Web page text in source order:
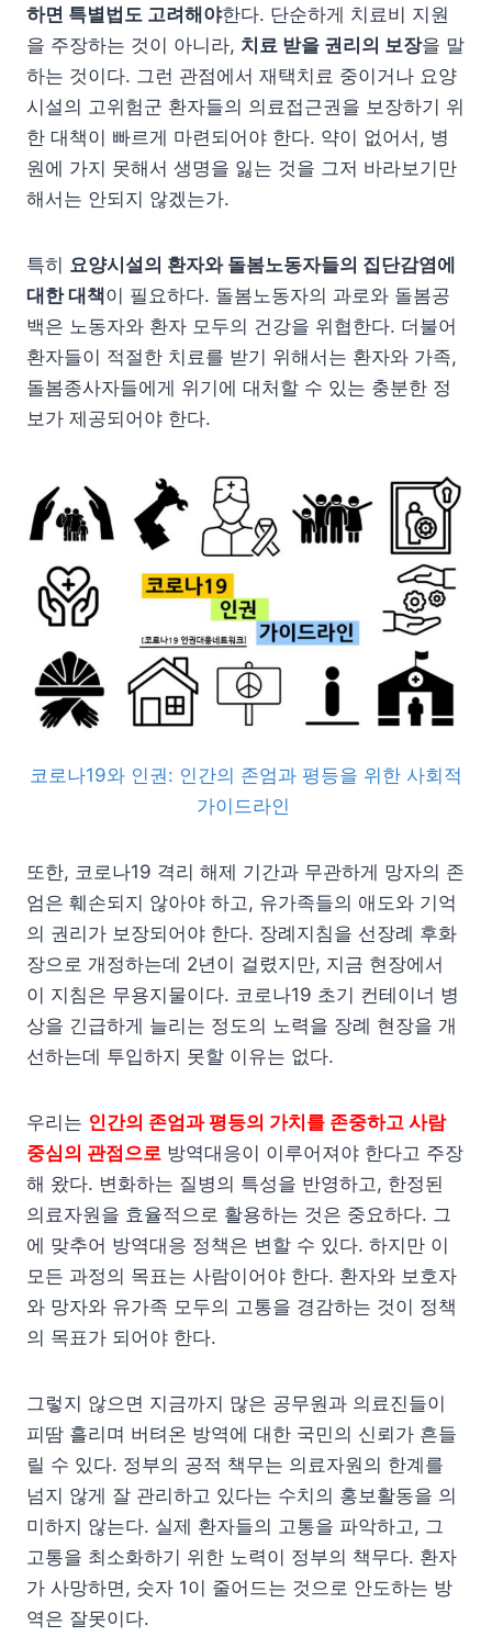
하면 특별법도 고려해야한다. 단순하게 치료비 지원
을 주장하는 것이 아니라, 치료 받을 권리의 보장을 말
하는 것이다. 그런 관점에서 재택치료 중이거나 요양
시설의 고위험군 환자들의 의료접근권을 보장하기 위
한 대책이 빠르게 마련되어야 한다. 약이 없어서, 병
원에 가지 못해서 생명을 잃는 것을 그저 바라보기만
해서는 안되지 않겠는가.
특히 요양시설의 환자와 돌봄노동자들의 집단감염에
대한 대책이 필요하다. 돌봄노동자의 과로와 돌봄공
백은 노동자와 환자 모두의 건강을 위협한다. 더불어
환자들이 적절한 치료를 받기 위해서는 환자와 가족,
돌봄종사자들에게 위기에 대처할 수 있는 충분한 정
보가 제공되어야 한다.
코로나19와 인권: 인간의 존엄과 평등을 위한 사회적
가이드라인
또한, 코로나19 격리 해제 기간과 무관하게 망자의 존
엄은 훼손되지 않아야 하고, 유가족들의 애도와 기억
의 권리가 보장되어야 한다. 장례지침을 선장례 후화
장으로 개정하는데 2년이 걸렸지만, 지금 현장에서
이 지침은 무용지물이다. 코로나19 초기 컨테이너 병
상을 긴급하게 늘리는 정도의 노력을 장례 현장을 개
선하는데 투입하지 못할 이유는 없다.
우리는 인간의 존엄과 평등의 가치를 존중하고 사람
중심의 관점으로 방역대응이 이루어져야 한다고 주장
해 왔다. 변화하는 질병의 특성을 반영하고, 한정된
의료자원을 효율적으로 활용하는 것은 중요하다. 그
에 맞추어 방역대응 정책은 변할 수 있다. 하지만 이
모든 과정의 목표는 사람이어야 한다. 환자와 보호자
와 망자와 유가족 모두의 고통을 경감하는 것이 정책
의 목표가 되어야 한다.
그렇지 않으면 지금까지 많은 공무원과 의료진들이
피땀 흘리며 버텨온 방역에 대한 국민의 신뢰가 흔들
릴 수 있다. 정부의 공적 책무는 의료자원의 한계를
넘지 않게 잘 관리하고 있다는 수치의 홍보활동을 의
미하지 않는다. 실제 환자들의 고통을 파악하고, 그
고통을 최소화하기 위한 노력이 정부의 책무다. 환자
가 사망하면, 숫자 1이 줄어드는 것으로 안도하는 방
역은 잘못이다.